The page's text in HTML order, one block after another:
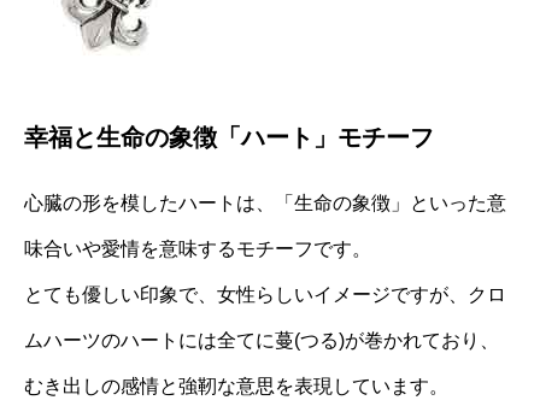
幸福と生命の象徴「ハート」モチーフ
心臓の形を模したハートは、「生命の象徴」といった意
味合いや愛情を意味するモチーフです。
とても優しい印象で、女性らしいイメージですが、クロ
ムハーツのハートには全てに蔓(つる)が巻かれており、
むき出しの感情と強靭な意思を表現しています。